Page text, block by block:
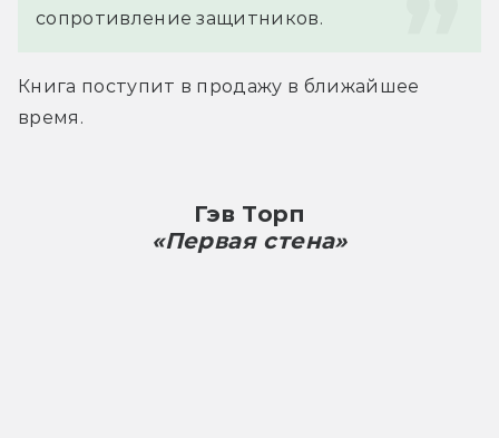
сопротивление защитников.
Книга поступит в продажу в ближайшее
время.
Гэв Торп
«Первая стена»